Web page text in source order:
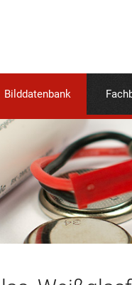
Bilddatenbank